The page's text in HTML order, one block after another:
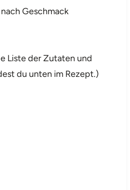
Geschmack
Liste der Zutaten und
du unten im Rezept.)